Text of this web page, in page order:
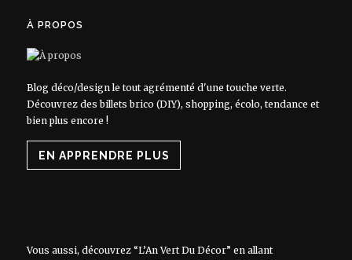
À PROPOS
Blog déco/design le tout agrémenté d'une touche verte.
Découvrez des billets brico (DIY), shopping, écolo, tendance et
bien plus encore !
EN APPRENDRE PLUS
Vous aussi, découvrez “L’An Vert Du Décor” en allant